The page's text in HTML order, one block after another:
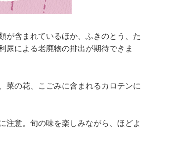
が含まれているほか、ふきのとう、た
尿による老廃物の排出が期待できま
菜の花、こごみに含まれるカロテンに
注意。旬の味を楽しみながら、ほどよ